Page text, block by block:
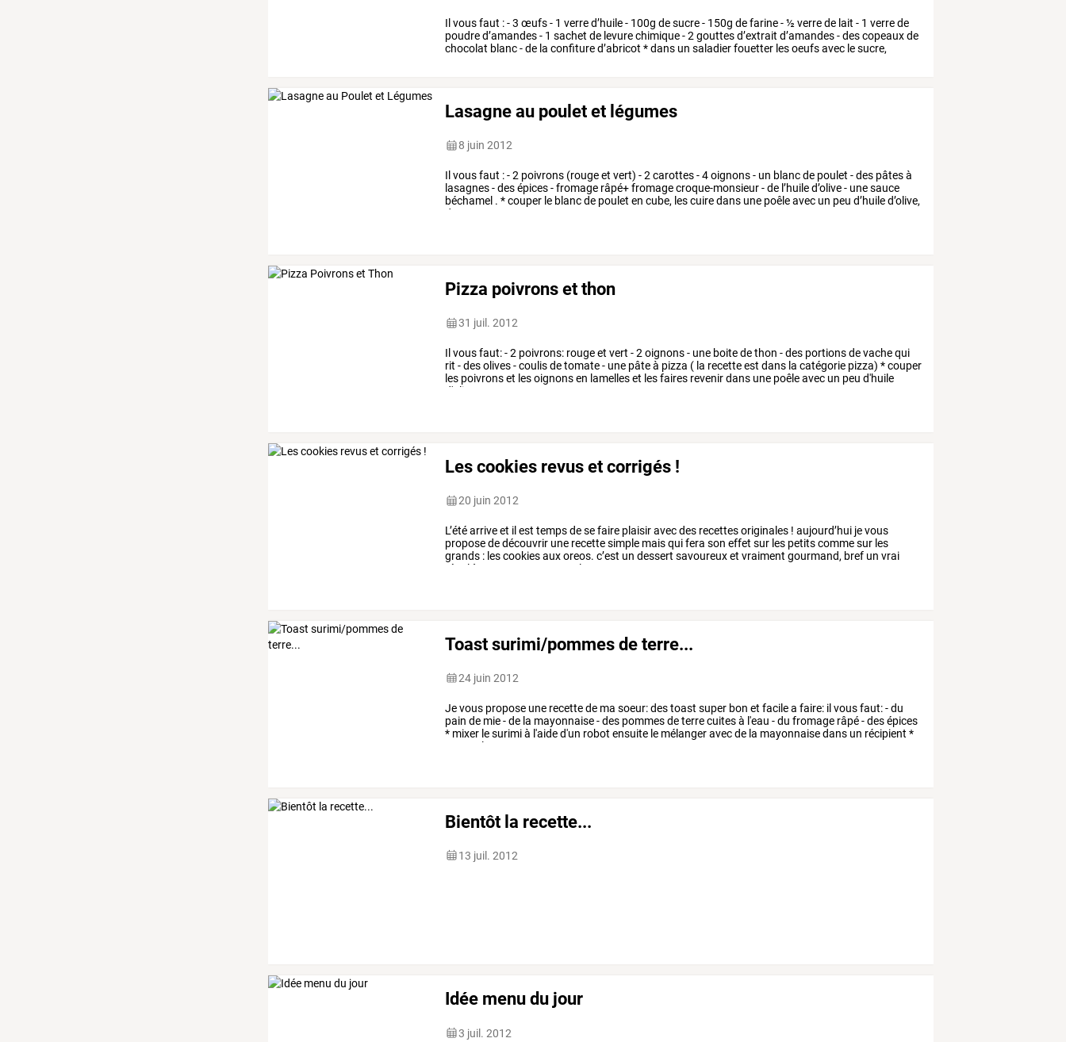
Il vousfaut :-3 œufs- 1 verred’huile- 100g desucre- 150g defarine-½ verrede lait - 1 verrede
poudred’amandes- 1 sachet de levurechimique-2 gouttesd’extrait d’amandes-descopeauxde
chocolat blanc-de la confitured’abricot *dans un saladierfouetter lesoeufsavec lesucre,
Lasagne au poulet et légumes
8 juin 2012
Il vousfaut :-2 poivrons (rougeet vert) -2carottes-4oignons- un blancde poulet -des pâtesà
lasagnes-desépices-fromage râpé+fromagecroque-monsieur-de l’huiled’olive- unesauce
béchamel . *couper le blancde poulet en cube, lescuiredans une poêleavec un peu d’huiled’olive,
du
Pizza poivrons et thon
31 juil. 2012
Il vousfaut:-2 poivrons: rougeet vert -2oignons- une boitedethon -des portionsdevachequi
rit -desolives-coulisdetomate- une pâteà pizza ( la recetteest dans la catégorie pizza) *couper
les poivronset lesoignonsen lamelleset lesfaires revenirdans une poêleavec un peu d'huile
d'olives,
Les cookies revus et corrigés !
20 juin 2012
L’étéarriveet il est tempsdesefaire plaisiravecdes recettesoriginales ! aujourd’hui jevous
proposededécouvrir une recettesimple maisquifera son effet sur les petitscommesur les
grands : lescookiesauxoreos. c’est un dessert savoureuxet vraiment gourmand, bref un vrai
régal à glace
Toast surimi/pommes de terre...
24 juin 2012
Jevous propose une recettede ma soeur:destoast super bon et facilea faire: il vousfaut:-du
pain de mie-de la mayonnaise-des pommesdeterrecuitesà l'eau -du fromage râpé-desépices
* mixer lesurimià l'aided'un robot ensuite le mélangeravecde la mayonnaisedans un récipient *
les
Bientôt la recette...
13 juil. 2012
Idée menu du jour
3 juil. 2012